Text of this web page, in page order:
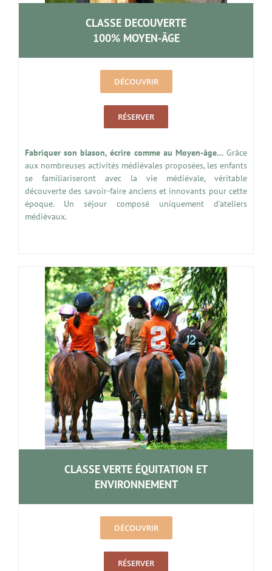
CLASSE DECOUVERTE
100% MOYEN-ÂGE
DÉCOUVRIR
RÉSERVER
Fabriquer son blason, écrire comme au Moyen-âge…Grâce
aux nombreuses activités médiévales proposées, les enfants
se familiariseront avec la vie médiévale, véritable
découverte des savoir-faire anciens et innovants pour cette
époque. Un séjour composé uniquement d’ateliers
médiévaux.
CLASSE VERTE ÉQUITATION ET
ENVIRONNEMENT
DÉCOUVRIR
RÉSERVER